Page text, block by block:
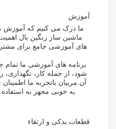
آموزش
ما درک می کنیم که آموزش
ماشین ساز رنگین بال اهمیت
های آموزشی جامع برای
برنامه های آموزشی ما
شود، از جمله کار،
آن.مربیان باتجربه ما
به خوبی مجهز به
قطعات یدکی و ارتقاء